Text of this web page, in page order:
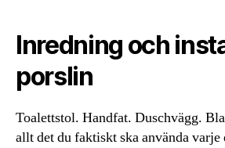
Inredning och
porslin
Toalettstol. Handfat. Duschvägg.
allt det du faktiskt ska använda varje